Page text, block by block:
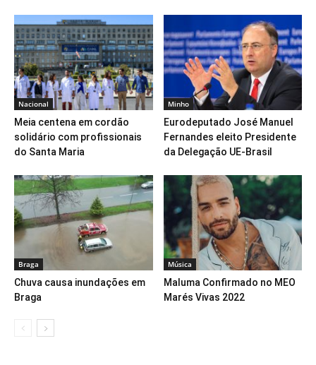
Nacional
Meia centena em cordão
solidário com profissionais
do Santa Maria
Minho
Eurodeputado José Manuel
Fernandes eleito Presidente
da Delegação UE-Brasil
Braga
Chuva causa inundações em
Braga
Música
Maluma Confirmado no MEO
Marés Vivas 2022